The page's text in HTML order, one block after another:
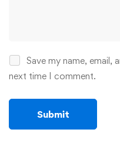
Save my name, email,
next time I comment.